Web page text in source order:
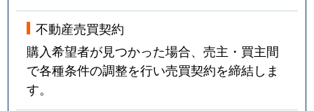
不動産売買契約
購入希望者が見つかった場合、売主・買主間
で各種条件の調整を行い売買契約を締結しま
す。